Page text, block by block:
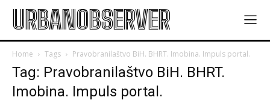
URBANOBSERVER
Home Tags Pravobranilaštvo BiH. BHRT. Imobina. Impuls portal.
Tag: Pravobranilaštvo BiH. BHRT.
Imobina. Impuls portal.